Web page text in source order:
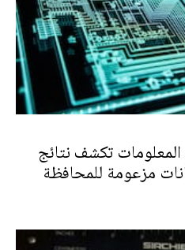
المعلومات تكشف نتائج
مزعومة للمحافظة